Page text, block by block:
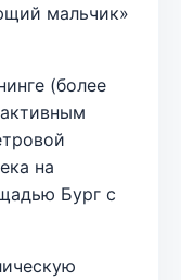
мальчик»
(более
на
Бург с